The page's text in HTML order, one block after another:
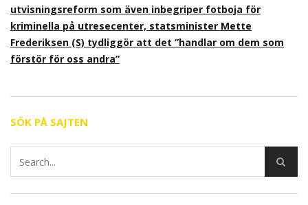
utvisningsreform som även inbegriper fotboja för
kriminella på utresecenter, statsminister Mette
Frederiksen (S) tydliggör att det ”handlar om dem som
förstör för oss andra”
SÖK PÅ SAJTEN